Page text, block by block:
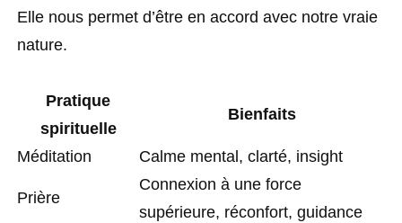
Elle nous permet d’être en accord avec notre vraie
nature.
Pratique
spirituelle
Bienfaits
Méditation Calme mental, clarté, insight
Prière
Connexion à une force
supérieure, réconfort, guidance